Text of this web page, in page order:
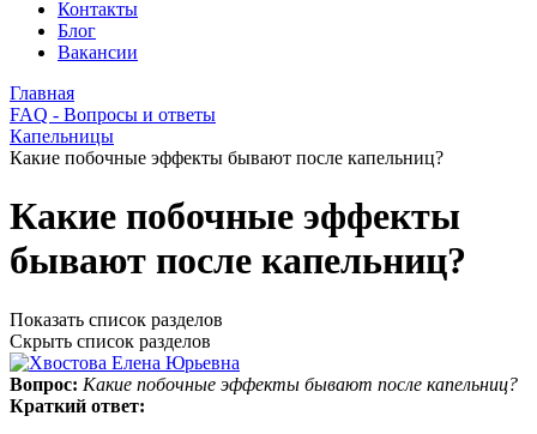
Контакты
Блог
Вакансии
Главная
FAQ - Вопросы и ответы
Капельницы
Какие побочные эффекты бывают после капельниц?
Какие побочные эффекты
бывают после капельниц?
Показать список разделов
Скрыть список разделов
Вопрос: Какие побочные эффекты бывают после капельниц?
Краткий ответ: